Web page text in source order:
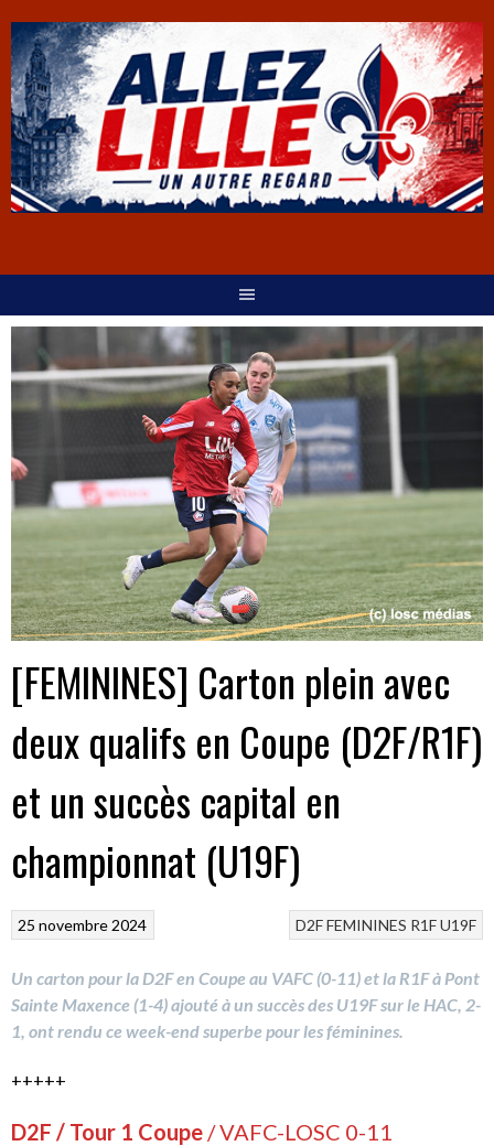
[FEMININES] Carton plein avec
deux qualifs en Coupe (D2F/R1F)
et un succès capital en
championnat (U19F)
D2FFEMININES R1FU19F
25 novembre 2024
Un carton pour la D2F en Coupe au VAFC (0-11) et la R1F à Pont
Sainte Maxence (1-4) ajouté à un succès des U19F sur le HAC, 2-
1, ont rendu ce week-end superbe pour les féminines.
+++++
D2F / Tour 1 Coupe / VAFC-LOSC 0-11